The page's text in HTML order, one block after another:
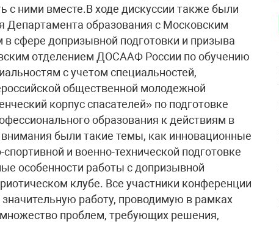
с ними вместе.В ходе дискуссии также были
Департамента образования с Московским
сфере допризывной подготовки и призыва
отделением ДОСААФ России по обучению
с учетом специальностей,
общественной молодежной
корпус спасателей» по подготовке
образования к действиям в
были такие темы, как инновационные
и военно-технической подготовке
особенности работы с допризывной
клубе. Все участники конференции
значительную работу, проводимую в рамках
проблем, требующих решения,